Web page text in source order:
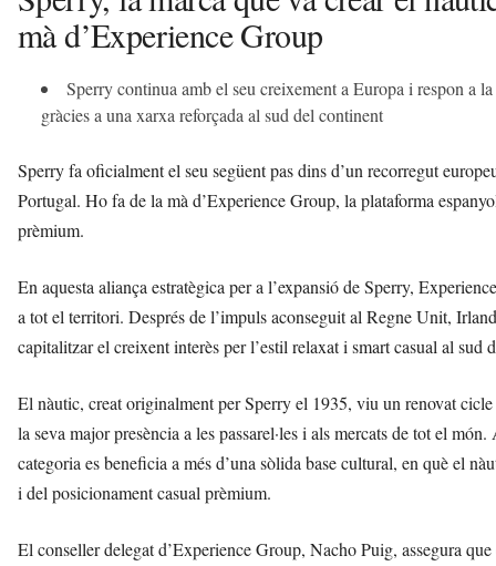
mà d’Experience Group
Sperry continua amb el seu creixement a Europa i respon a
gràcies a una xarxa reforçada al sud del continent
Sperry fa oficialment el seu següent pas dins d’un recorregut
Portugal. Ho fa de la mà d’Experience Group, la plataforma
prèmium.
En aquesta aliança estratègica per a l’expansió de Sperry,
a tot el territori. Després de l’impuls aconseguit al Regne Unit,
capitalitzar el creixent interès per l’estil relaxat i smart casual al sud
El nàutic, creat originalment per Sperry el 1935, viu un renovat
la seva major presència a les passarel·les i als mercats de tot el
categoria es beneficia a més d’una sòlida base cultural, en què el
i del posicionament casual prèmium.
El conseller delegat d’Experience Group, Nacho Puig, assegura